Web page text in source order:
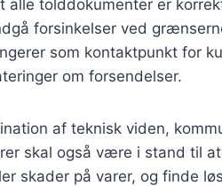
alle tolddokumenter er
forsinkelser ved
som kontaktpunkt for
om forsendelser.
af teknisk viden,
skal også være i stand til
skader på varer, og finde